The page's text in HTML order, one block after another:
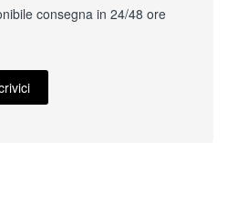
consegna in 24/48 ore